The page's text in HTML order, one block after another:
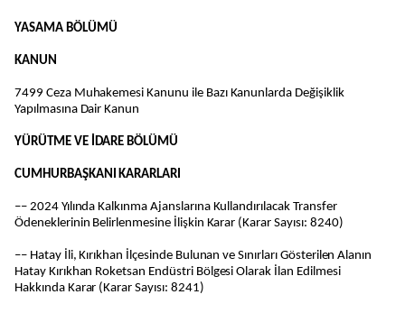
YASAMA BÖLÜMÜ
KANUN
7499 Ceza Muhakemesi Kanunu ile Bazı Kanunlarda Değişiklik
Yapılmasına Dair Kanun
YÜRÜTME VE İDARE BÖLÜMÜ
CUMHURBAŞKANI KARARLARI
–– 2024 Yılında Kalkınma Ajanslarına Kullandırılacak Transfer
Ödeneklerinin Belirlenmesine İlişkin Karar (Karar Sayısı: 8240)
–– Hatay İli, Kırıkhan İlçesinde Bulunan ve Sınırları Gösterilen Alanın
Hatay Kırıkhan Roketsan Endüstri Bölgesi Olarak İlan Edilmesi
Hakkında Karar (Karar Sayısı: 8241)